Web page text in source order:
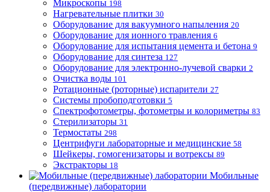
Микроскопы 198
Нагревательные плитки 30
Оборудование для вакуумного напыления 20
Оборудование для ионного травления 6
Оборудование для испытания цемента и бетона 9
Оборудование для синтеза 127
Оборудование для электронно-лучевой сварки 2
Очистка воды 101
Ротационные (роторные) испарители 27
Системы пробоподготовки 5
Спектрофотометры, фотометры и колориметры 83
Стерилизаторы 31
Термостаты 298
Центрифуги лабораторные и медицинские 58
Шейкеры, гомогенизаторы и вотрексы 89
Экстракторы 18
Мобильные
(передвижные) лаборатории